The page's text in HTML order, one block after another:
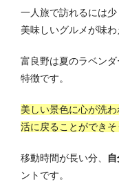
一人旅で訪れるには
美味しいグルメが味わ
富良野は夏のラベン
特徴です。
美しい景色に心が洗
活に戻ることができそ
移動時間が長い分、
ントです。